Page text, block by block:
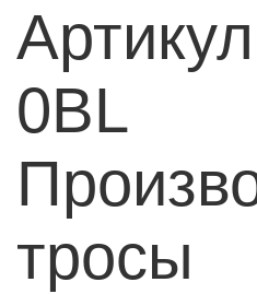
0BL
тросы